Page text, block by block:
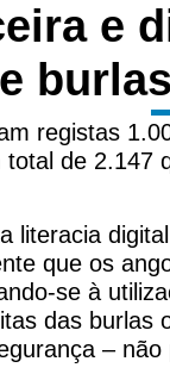
e
registas
de
literacia
que os
se à
das
–